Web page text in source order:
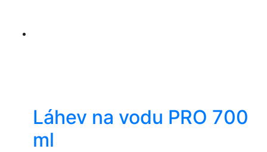
Láhev na vodu PRO 700
ml